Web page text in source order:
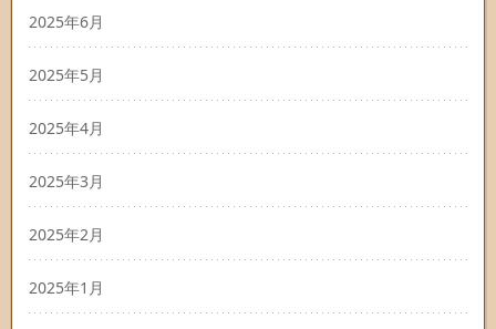
2025年6月
2025年5月
2025年4月
2025年3月
2025年2月
2025年1月